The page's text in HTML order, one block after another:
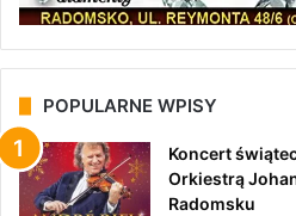
POPULARNE WPISY
Koncert
Orkiestrą
Radomsku